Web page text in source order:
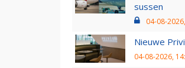
sussen
04-08-
Nieuwe
04-08-2026,